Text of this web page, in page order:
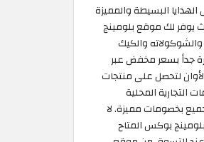
البسيطة والمميزة
لك موقع بلومينج
والكيك
جداً بسعر مخفض عبر
لتحصل على منتجات
التجارية المحلية
بخصومات مميزة. لا
بوكس المتاح